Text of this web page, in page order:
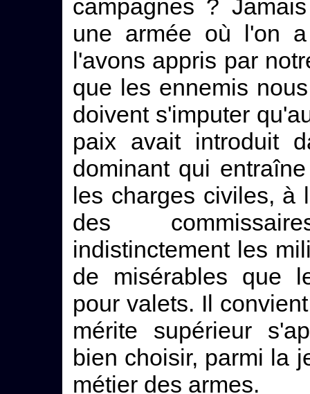
campagnes ?
une armée où l'on
l'avons appris par
que les ennemis
doivent s'imputer
paix avait introduit
dominant qui
les charges civiles, à
des
indistinctement les
de misérables que
pour valets. Il
mérite supérieur
bien choisir, parmi la
métier des armes.